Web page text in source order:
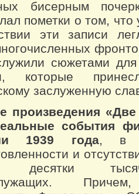
бисерным
пометки о том, что
эти записи
сюжетами для
которые
заслуженную
произведения «Две
события
1939 года, в
и
десятки